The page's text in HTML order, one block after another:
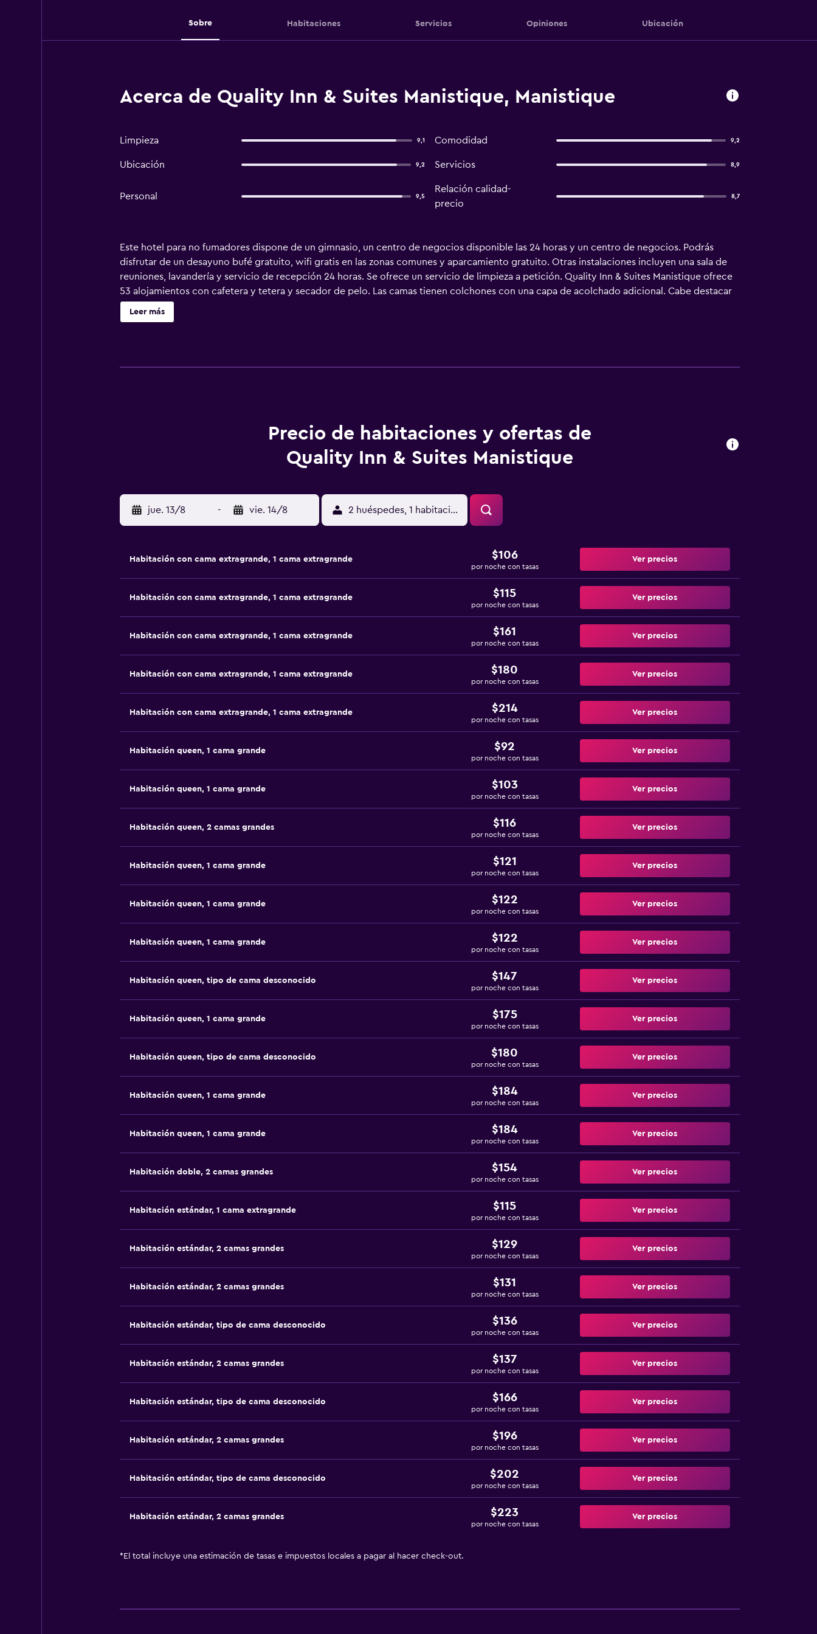
Sobre Habitaciones Servicios Opiniones Ubicación
Acerca de Quality Inn & Suites Manistique, Manistique
Limpieza 9,1 Comodidad 9,2
Ubicación 9,2 Servicios 8,9
Personal 9,5
Relación calidad-
precio
8,7
Este hotel para no fumadores dispone de un gimnasio, un centro de negocios disponible las 24 horas y un centro de negocios. Podrás
disfrutar de un desayuno bufé gratuito, wifi gratis en las zonas comunes y aparcamiento gratuito. Otras instalaciones incluyen una sala de
reuniones, lavandería y servicio de recepción 24 horas. Se ofrece un servicio de limpieza a petición. Quality Inn & Suites Manistique ofrece
53 alojamientos con cafetera y tetera y secador de pelo. Las camas tienen colchones con una capa de acolchado adicional. Cabe destacar
que este alojamiento permite a sus clientes elegir el tipo de almohada. Se ofrece una televisión de pantalla plana de 42 pulgadas con
canales por cable de suscripción. Los servicios para las personas de negocios incluyen escritorio y sillas de oficina, además de teléfono; se
Leer más
Precio de habitaciones y ofertas de
Quality Inn & Suites Manistique
jue. 13/8 - vie. 14/8 2 huéspedes, 1 habitación
Habitación con cama extragrande, 1 cama extragrande $106
por noche con tasas
Ver precios
Habitación con cama extragrande, 1 cama extragrande $115
por noche con tasas
Ver precios
Habitación con cama extragrande, 1 cama extragrande $161
por noche con tasas
Ver precios
Habitación con cama extragrande, 1 cama extragrande $180
por noche con tasas
Ver precios
Habitación con cama extragrande, 1 cama extragrande $214
por noche con tasas
Ver precios
Habitación queen, 1 cama grande $92
por noche con tasas
Ver precios
Habitación queen, 1 cama grande $103
por noche con tasas
Ver precios
Habitación queen, 2 camas grandes $116
por noche con tasas
Ver precios
Habitación queen, 1 cama grande $121
por noche con tasas
Ver precios
Habitación queen, 1 cama grande $122
por noche con tasas
Ver precios
Habitación queen, 1 cama grande $122
por noche con tasas
Ver precios
Habitación queen, tipo de cama desconocido $147
por noche con tasas
Ver precios
Habitación queen, 1 cama grande $175
por noche con tasas
Ver precios
Habitación queen, tipo de cama desconocido $180
por noche con tasas
Ver precios
Habitación queen, 1 cama grande $184
por noche con tasas
Ver precios
Habitación queen, 1 cama grande $184
por noche con tasas
Ver precios
Habitación doble, 2 camas grandes $154
por noche con tasas
Ver precios
Habitación estándar, 1 cama extragrande $115
por noche con tasas
Ver precios
Habitación estándar, 2 camas grandes $129
por noche con tasas
Ver precios
Habitación estándar, 2 camas grandes $131
por noche con tasas
Ver precios
Habitación estándar, tipo de cama desconocido $136
por noche con tasas
Ver precios
Habitación estándar, 2 camas grandes $137
por noche con tasas
Ver precios
Habitación estándar, tipo de cama desconocido $166
por noche con tasas
Ver precios
Habitación estándar, 2 camas grandes $196
por noche con tasas
Ver precios
Habitación estándar, tipo de cama desconocido $202
por noche con tasas
Ver precios
Habitación estándar, 2 camas grandes $223
por noche con tasas
Ver precios
* El total incluye una estimación de tasas e impuestos locales a pagar al hacer check-out.